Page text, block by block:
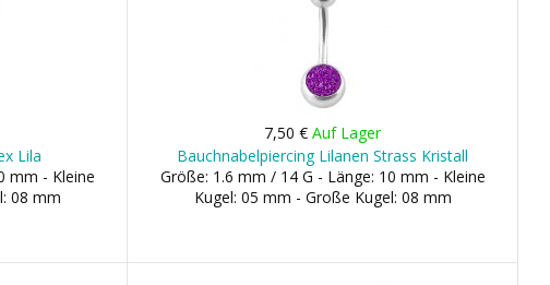
Lila
mm - Kleine
08 mm
7,50 €Auf Lager
Bauchnabelpiercing Lilanen Strass Kristall
Größe: 1.6 mm / 14 G - Länge: 10 mm - Kleine
Kugel: 05 mm - Große Kugel: 08 mm